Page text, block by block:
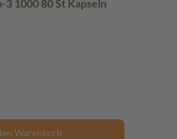
1000 80 St Kapseln
Warenkorb